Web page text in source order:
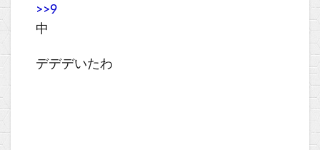
>>9
中
デデデいたわ